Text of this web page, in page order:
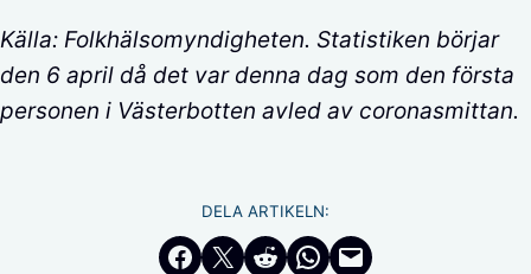
Källa: Folkhälsomyndigheten. Statistiken börjar
den 6 april då det var denna dag som den första
personen i Västerbotten avled av coronasmittan.
DELA ARTIKELN:
Dela på Facebook
Dela på Twitter
Dela på RedditDela i WhatsApp
Maila en länk